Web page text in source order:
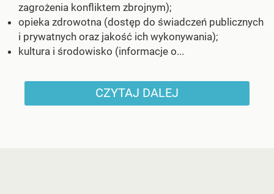
zagrożenia konfliktem zbrojnym);
opieka zdrowotna (dostęp do świadczeń publicznych
i prywatnych oraz jakość ich wykonywania);
kultura i środowisko (informacje o...
CZYTAJ DALEJ